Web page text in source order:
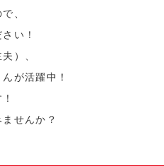
、
い！
）、
が活躍中！
せんか？